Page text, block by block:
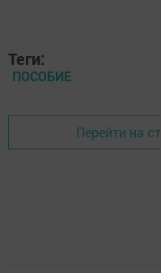
Теги:
ПОСОБИЕ
Перейти на